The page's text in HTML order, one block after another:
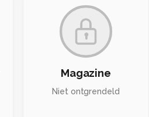
Magazine
Niet ontgrendeld